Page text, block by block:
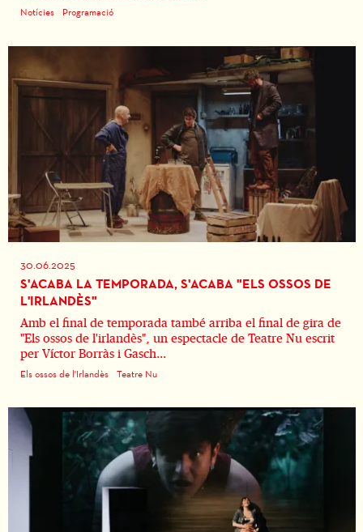
Notícies Programació
30.06.2025
S'ACABA LA TEMPORADA, S'ACABA "ELS OSSOS DE
L'IRLANDÈS"
Amb el final de temporada també arriba el final de gira de
"Els ossos de l'irlandès", un espectacle de Teatre Nu escrit
per Víctor Borràs i Gasch...
Els ossos de l'Irlandès Teatre Nu